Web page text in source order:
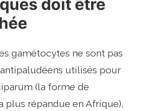
doit être
gamétocytes ne sont pas
utilisés pour
(la forme de
plus répandue en Afrique),